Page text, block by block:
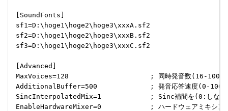
[SoundFonts]
sf1=D:\hoge1\hoge2\hoge3\xxxA.sf2
sf2=D:\hoge1\hoge2\hoge3\xxxB.sf2
sf3=D:\hoge1\hoge2\hoge3\xxxC.sf2
[Advanced]
MaxVoices=128                    ; 同時発音数(16-1000)
AdditionalBuffer=500             ; 発音応答速度(0-
SincInterpolatedMix=1            ; Sinc補間を(0:しない
EnableHardwareMixer=0            ; ハードウェアミキシン